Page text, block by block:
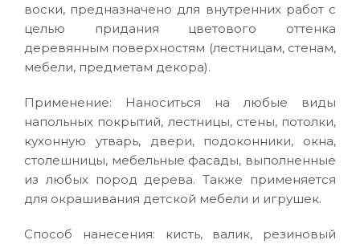
воски, предназначено для внутренних работ с
целью придания цветового оттенка
деревянным поверхностям (лестницам, стенам,
мебели, предметам декора).
Применение: Наноситься на любые виды
напольных покрытий, лестницы, стены, потолки,
кухонную утварь, двери, подоконники, окна,
столешницы, мебельные фасады, выполненные
из любых пород дерева. Также применяется
для окрашивания детской мебели и игрушек.
Способ нанесения: кисть, валик, резиновый